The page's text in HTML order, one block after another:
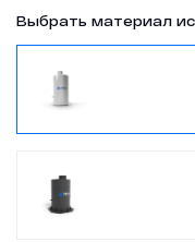
8 (800) 500 21 74
арматура и шкаф
Выбрать материал